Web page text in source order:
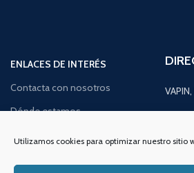
Utilizamos cookies para optimizar nuestro sitio
ENLACES DE INTERÉS
Contacta con nosotros
Dónde estamos
38,
Murcia